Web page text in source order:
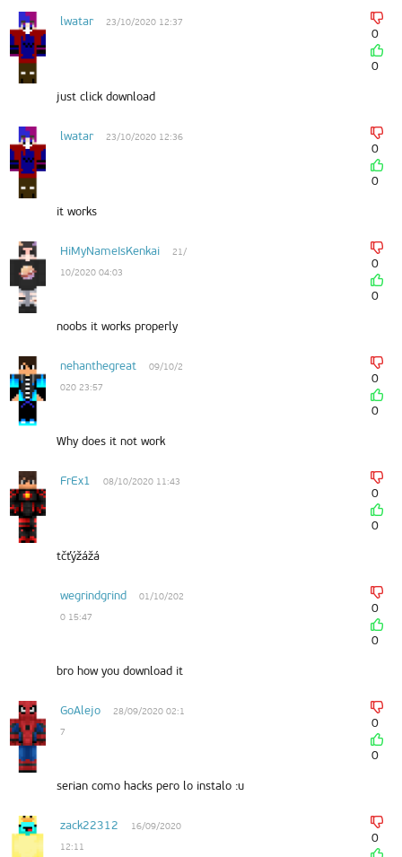
lwatar 23/10/2020 12:37
0
0
just click download
lwatar 23/10/2020 12:36
0
0
it works
HiMyNameIsKenkai
21/
10/2020 04:03
0
0
noobs it works properly
nehanthegreat
09/10/2
020 23:57
0
0
Why does it not work
FrEx1 08/10/2020 11:43
0
0
tčťýžážá
wegrindgrind
01/10/202
0 15:47
0
0
bro how you download it
GoAlejo
28/09/2020 02:1
7
0
0
serian como hacks pero lo instalo :u
zack22312
16/09/2020
12:11
0